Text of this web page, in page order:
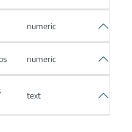
numeric
numeric
text